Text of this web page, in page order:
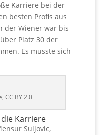
Karriere bei der
besten Profis aus
der Wiener war bis
Platz 30 der
Es musste sich
CC BY 2.0
Karriere
Suljovic,